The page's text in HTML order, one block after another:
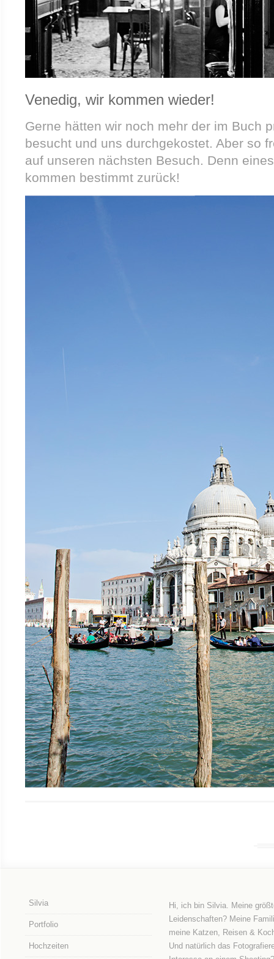
Venedig, wir kommen wieder!
Gerne hätten wir noch mehr der im Buch
besucht und uns durchgekostet. Aber so
auf unseren nächsten Besuch. Denn
kommen bestimmt zurück!
Silvia
Portfolio
Hochzeiten
Hi, ich bin Silvia. Meine
Leidenschaften? Meine
meine Katzen, Reisen &
Und natürlich das